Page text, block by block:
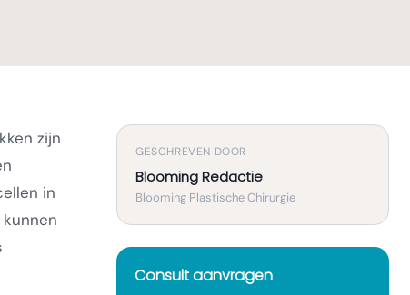
zijn
in
GESCHREVEN DOOR
Blooming Redactie
Blooming Plastische Chirurgie
Consult aanvragen